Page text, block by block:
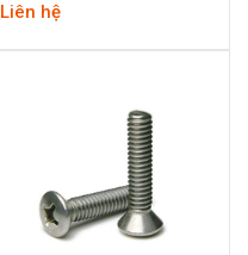
Liên hệ